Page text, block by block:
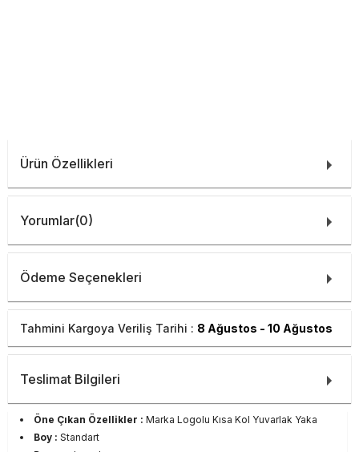
Ürün Özellikleri
Yorumlar(0)
Ödeme Seçenekleri
Tahmini Kargoya Veriliş Tarihi : 8 Ağustos - 10 Ağustos
Teslimat Bilgileri
Öne Çıkan Özellikler : Marka Logolu Kısa Kol Yuvarlak Yaka
Boy : Standart